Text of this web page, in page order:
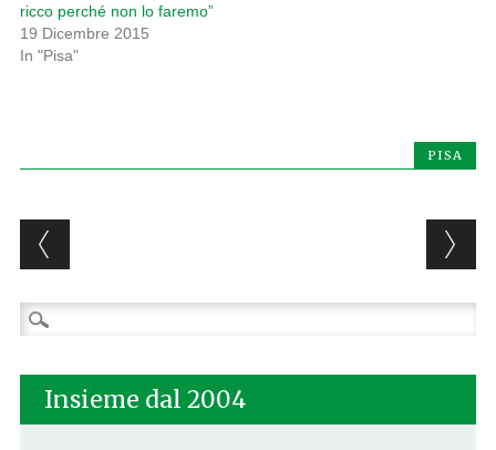
ricco perché non lo faremo”
19 Dicembre 2015
In "Pisa"
PISA
Post navigation
Ricerca
per:
Insieme dal 2004